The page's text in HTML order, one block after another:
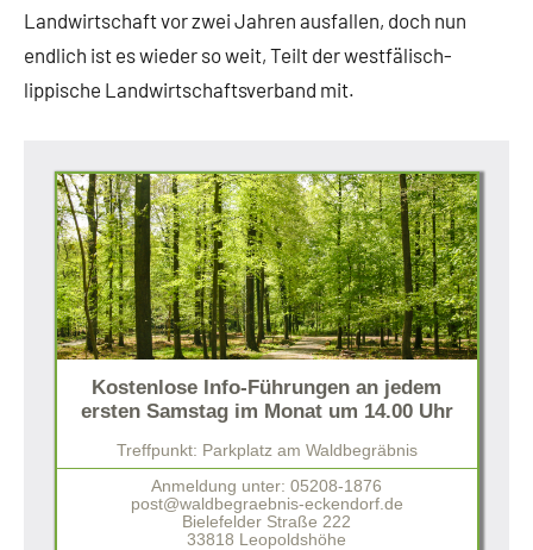
Landwirtschaft vor zwei Jahren ausfallen, doch nun
endlich ist es wieder so weit, Teilt der westfälisch-
lippische Landwirtschaftsverband mit.
Kostenlose Info-Führungen an jedem
ersten Samstag im Monat um 14.00 Uhr
Treffpunkt: Parkplatz am Waldbegräbnis
Anmeldung unter: 05208-1876
post@waldbegraebnis-eckendorf.de
Bielefelder Straße 222
33818 Leopoldshöhe